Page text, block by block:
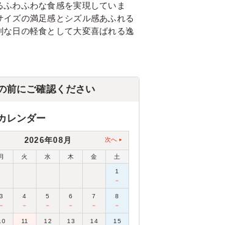
わふわな食感を実現していま
ズの満足感とシズル感あふれる
日の軽食として大変喜ばれる逸
前にご確認ください
レンダー
2026年08月 次へ
月 火 水 木 金 土
1
－
3
－
4
－
5
－
6
－
7
－
8
－
11
12
13
14
15